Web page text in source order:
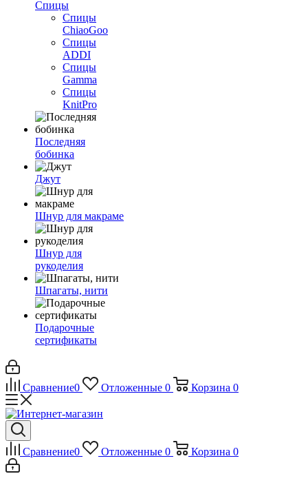
Спицы
Спицы
ChiaoGoo
Спицы
ADDI
Спицы
Gamma
Спицы
KnitPro
Последняя
бобинка
Джут
Шнур для макраме
Шнур для
рукоделия
Шпагаты, нити
Подарочные
сертификаты
Сравнение0 Отложенные 0 Корзина 0
Сравнение0 Отложенные 0 Корзина 0